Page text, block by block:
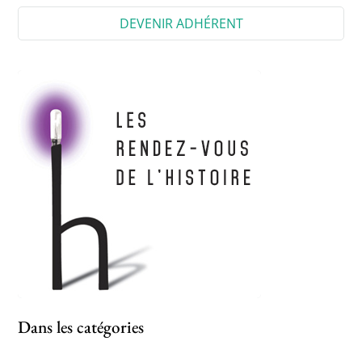
DEVENIR ADHÉRENT
Dans les catégories